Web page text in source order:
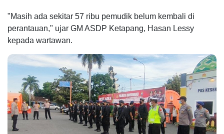
"Masih ada sekitar 57 ribu pemudik belum kembali di
perantauan," ujar GM ASDP Ketapang, Hasan Lessy
kepada wartawan.